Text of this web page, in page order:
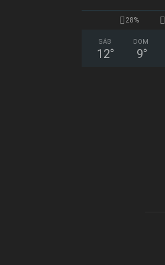
28%
SÁB
12°
DOM
9°